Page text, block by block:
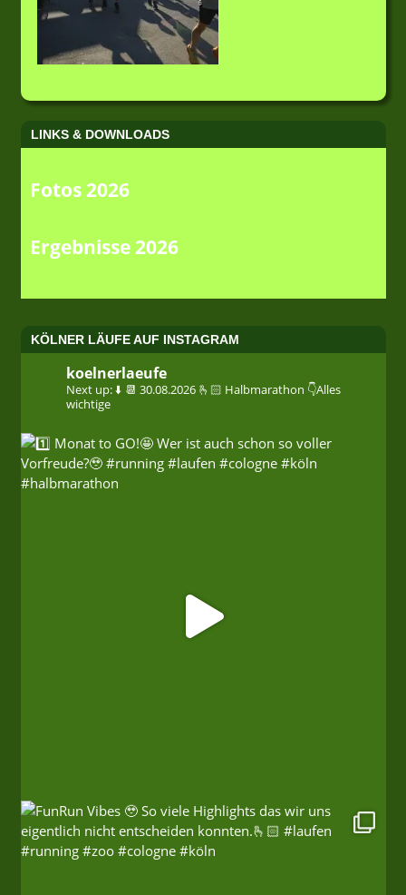
LINKS & DOWNLOADS
Fotos 2026
Ergebnisse 2026
KÖLNER LÄUFE AUF INSTAGRAM
koelnerlaeufe
Next up: ⬇️ 📆 30.08.2026 🫰🏻 Halbmarathon 👇Alles
wichtige